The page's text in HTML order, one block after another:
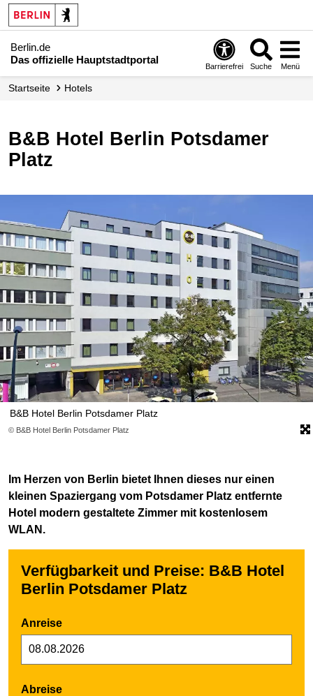
Berlin.de
Das offizielle Hauptstadtportal
Barrierefrei Suche Menü
Startseite Hotels
B&B Hotel Berlin Potsdamer
Platz
© B&B Hotel Berlin Potsdamer Platz
B&B Hotel Berlin Potsdamer Platz
Im Herzen von Berlin bietet Ihnen dieses nur einen
kleinen Spaziergang vom Potsdamer Platz entfernte
Hotel modern gestaltete Zimmer mit kostenlosem
WLAN.
Verfügbarkeit und Preise: B&B Hotel
Berlin Potsdamer Platz
Anreise
Abreise